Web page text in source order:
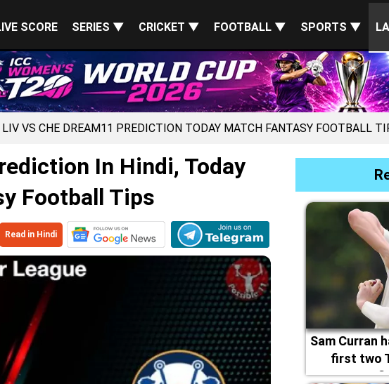
SCORE SERIES ▼ CRICKET ▼ FOOTBALL ▼ SPORTS ▼
LIV VS CHE DREAM11 PREDICTION TODAY MATCH FANTASY FOOTBALL
In Hindi, Today
Football Tips
Read in Hindi
Sam Curran
first two